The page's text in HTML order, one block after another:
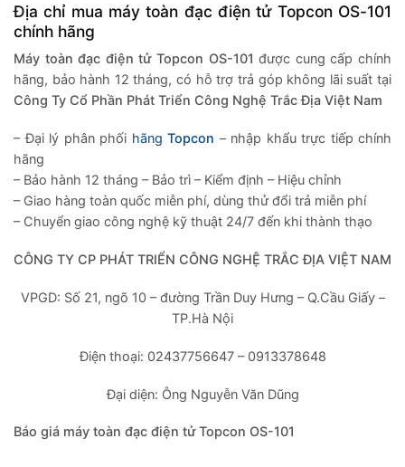
Địa chỉ mua máy toàn đạc điện tử Topcon OS-101
chính hãng
Máy toàn đạc điện tử Topcon OS-101 được cung cấp chính
hãng, bảo hành 12 tháng, có hỗ trợ trả góp không lãi suất tại
Công Ty Cổ Phần Phát Triển Công Nghệ Trắc Địa Việt Nam
– Đại lý phân phối hãng Topcon – nhập khẩu trực tiếp chính
hãng
– Bảo hành 12 tháng – Bảo trì – Kiểm định – Hiệu chỉnh
– Giao hàng toàn quốc miễn phí, dùng thử đổi trả miễn phí
– Chuyển giao công nghệ kỹ thuật 24/7 đến khi thành thạo
CÔNG TY CP PHÁT TRIỂN CÔNG NGHỆ TRẮC ĐỊA VIỆT NAM
VPGD: Số 21, ngõ 10 – đường Trần Duy Hưng – Q.Cầu Giấy –
TP.Hà Nội
Điện thoại: 02437756647 – 0913378648
Đại diện: Ông Nguyễn Văn Dũng
Báo giá máy toàn đạc điện tử Topcon OS-101